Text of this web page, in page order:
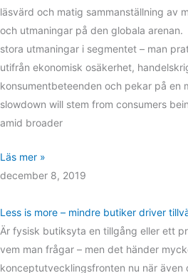
läsvärd och matig sammanställning av
och utmaningar på den globala
stora utmaningar i segmentet – man
utifrån ekonomisk osäkerhet,
konsumentbeteenden och pekar på en
slowdown will stem from consumers
amid broader
Läs mer »
december 8, 2019
Less is more – mindre butiker driver
Är fysisk butiksyta en tillgång eller ett
vem man frågar – men det händer
konceptutvecklingsfronten nu när även